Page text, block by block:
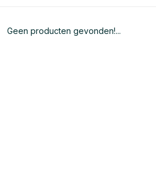
Geen producten gevonden!...